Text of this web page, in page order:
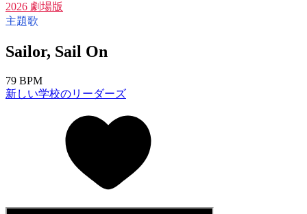
2026 劇場版
主題歌
Sailor, Sail On
79 BPM
新しい学校のリーダーズ